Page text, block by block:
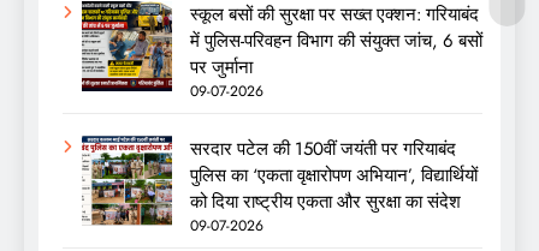
स्कूल बसों की सुरक्षा पर सख्त एक्शन: गरियाबंद
में पुलिस-परिवहन विभाग की संयुक्त जांच, 6 बसों
पर जुर्माना
09-07-2026
सरदार पटेल की 150वीं जयंती पर गरियाबंद
पुलिस का ‘एकता वृक्षारोपण अभियान’, विद्यार्थियों
को दिया राष्ट्रीय एकता और सुरक्षा का संदेश
09-07-2026